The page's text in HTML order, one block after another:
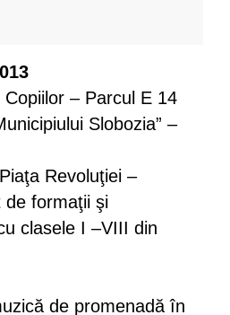
– Parcul E 14
Slobozia” –
Revoluţiei –
de formaţii şi
clasele I –VIII din
de promenadă în